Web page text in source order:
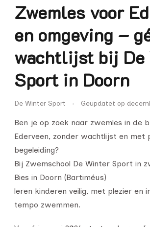
Zwemles voor
en omgeving –
wachtlijst bij De
Sport in Doorn
De Winter Sport Geüpdatet op
Ben je op zoek naar zwemles in de
Ederveen, zonder wachtlijst en met
begeleiding?
Bij Zwemschool De Winter Sport in
Bies in Doorn (Bartiméus)
leren kinderen veilig, met plezier en
tempo zwemmen.